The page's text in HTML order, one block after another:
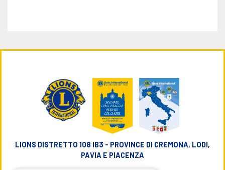
LIONS DISTRETTO 108 IB3 - PROVINCE DI CREMONA, LODI,
PAVIA E PIACENZA